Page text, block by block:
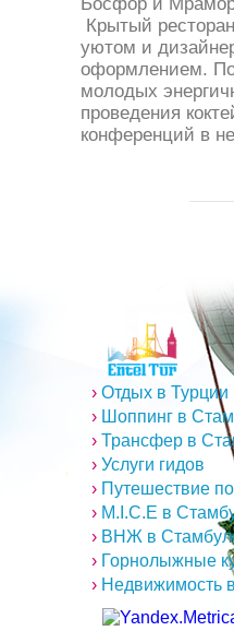
Крытый
уютом и
оформлением.
молодых
проведения
конференций в
› Отдых в Турции
› Шоппинг в
› Трансфер в
› Услуги гидов
› Путешествие
› M.I.C.E в
› ВНЖ в
› Горнолыжные
› Недвижимость